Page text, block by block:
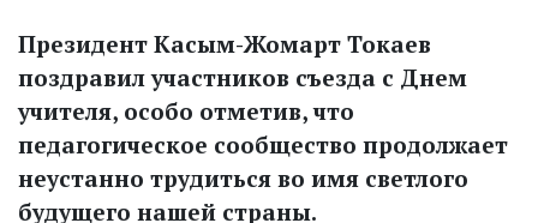
Президент Касым-Жомарт Токаев
поздравил участников съезда с Днем
учителя, особо отметив, что
педагогическое сообщество продолжает
неустанно трудиться во имя светлого
будущего нашей страны.